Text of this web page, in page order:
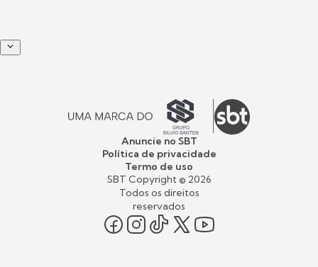
Anuncie no SBT
Política de privacidade
Termo de uso
SBT Copyright © 2026
Todos os direitos
reservados